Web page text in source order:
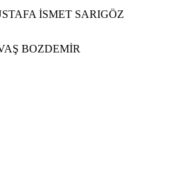
İSMET SARIGÖZ
BOZDEMİR